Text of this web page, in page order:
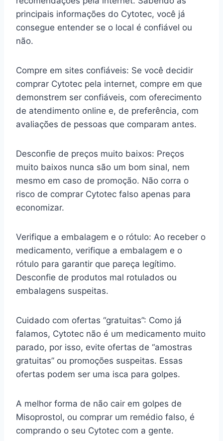
principais informações do Cytotec, você já
consegue entender se o local é confiável ou
não.
Compre em sites confiáveis: Se você decidir
comprar Cytotec pela internet, compre em que
demonstrem ser confiáveis, com oferecimento
de atendimento online e, de preferência, com
avaliações de pessoas que comparam antes.
Desconfie de preços muito baixos: Preços
muito baixos nunca são um bom sinal, nem
mesmo em caso de promoção. Não corra o
risco de comprar Cytotec falso apenas para
economizar.
Verifique a embalagem e o rótulo: Ao receber o
medicamento, verifique a embalagem e o
rótulo para garantir que pareça legítimo.
Desconfie de produtos mal rotulados ou
embalagens suspeitas.
Cuidado com ofertas “gratuitas”: Como já
falamos, Cytotec não é um medicamento muito
parado, por isso, evite ofertas de “amostras
gratuitas” ou promoções suspeitas. Essas
ofertas podem ser uma isca para golpes.
A melhor forma de não cair em golpes de
Misoprostol, ou comprar um remédio falso, é
comprando o seu Cytotec com a gente.